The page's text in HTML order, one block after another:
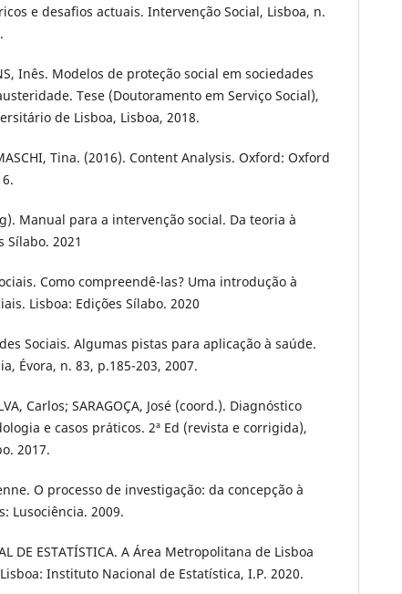
e desafios actuais. Intervenção Social, Lisboa, n.
Inês. Modelos de proteção social em sociedades
Tese (Doutoramento em Serviço Social),
de Lisboa, Lisboa, 2018.
Tina. (2016). Content Analysis. Oxford: Oxford
Manual para a intervenção social. Da teoria à
Sílabo. 2021
Sociais. Como compreendê-las? Uma introdução à
Lisboa: Edições Sílabo. 2020
Sociais. Algumas pistas para aplicação à saúde.
Évora, n. 83, p.185-203, 2007.
Carlos; SARAGOÇA, José (coord.). Diagnóstico
e casos práticos. 2ª Ed (revista e corrigida),
2017.
O processo de investigação: da concepção à
Lusociência. 2009.
DE ESTATÍSTICA. A Área Metropolitana de Lisboa
Instituto Nacional de Estatística, I.P. 2020.